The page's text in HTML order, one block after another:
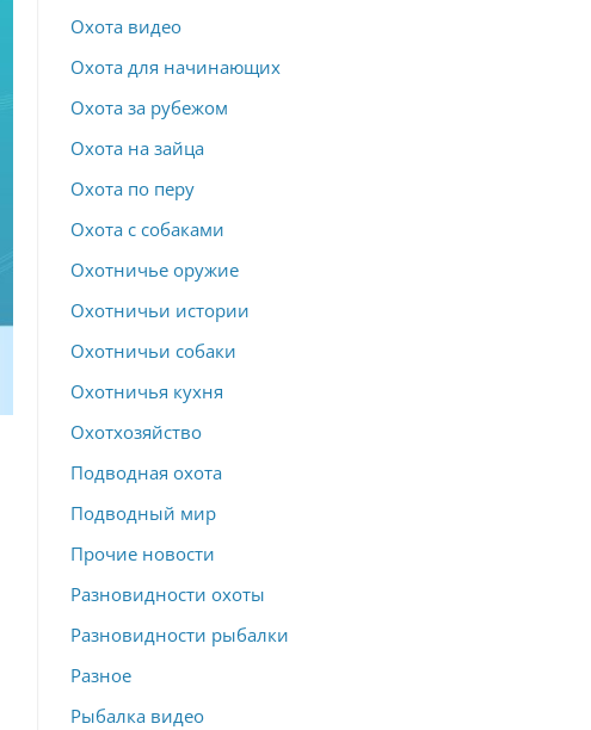
Охота видео
Охота для начинающих
Охота за рубежом
Охота на зайца
Охота по перу
Охота с собаками
Охотничье оружие
Охотничьи истории
Охотничьи собаки
Охотничья кухня
Охотхозяйство
Подводная охота
Подводный мир
Прочие новости
Разновидности охоты
Разновидности рыбалки
Разное
Рыбалка видео